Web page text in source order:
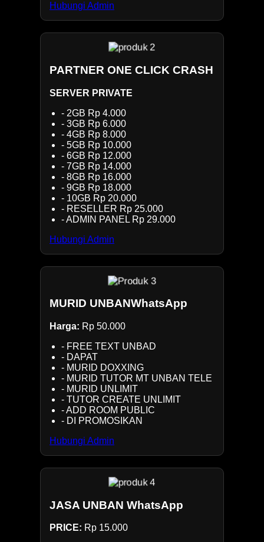
Hubungi Admin
PARTNER ONE CLICK CRASH
SERVER PRIVATE
- 2GB Rp 4.000
- 3GB Rp 6.000
- 4GB Rp 8.000
- 5GB Rp 10.000
- 6GB Rp 12.000
- 7GB Rp 14.000
- 8GB Rp 16.000
- 9GB Rp 18.000
- 10GB Rp 20.000
- RESELLER Rp 25.000
- ADMIN PANEL Rp 29.000
Hubungi Admin
MURID UNBANWhatsApp
Harga: Rp 50.000
- FREE TEXT UNBAD
- DAPAT
- MURID DOXXING
- MURID TUTOR MT UNBAN TELE
- MURID UNLIMIT
- TUTOR CREATE UNLIMIT
- ADD ROOM PUBLIC
- DI PROMOSIKAN
Hubungi Admin
JASA UNBAN WhatsApp
PRICE: Rp 15.000